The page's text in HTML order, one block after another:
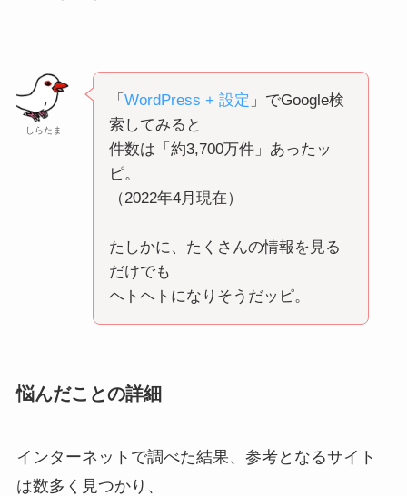
しらたま
「 WordPress + 設定 」でGoogle検
索してみると
件数は「約3,700万件」あったッ
ピ。
（2022年4月現在）
たしかに、たくさんの情報を見る
だけでも
ヘトヘトになりそうだッピ。
悩んだことの詳細
インターネットで調べた結果、参考となるサイト
は数多く見つかり、